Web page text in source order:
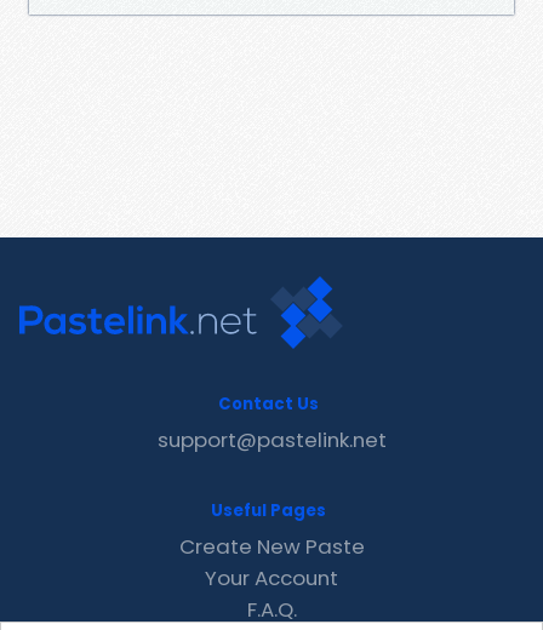
Contact Us
support@pastelink.net
Useful Pages
Create New Paste
Your Account
F.A.Q.